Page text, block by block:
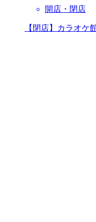
開店・閉店
【閉店】カラオケ